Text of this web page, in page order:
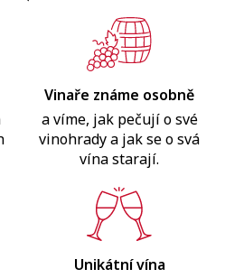
Vinaře známe osobně
a víme, jak pečují o své
vinohrady a jak se o svá
vína starají.
Unikátní vína